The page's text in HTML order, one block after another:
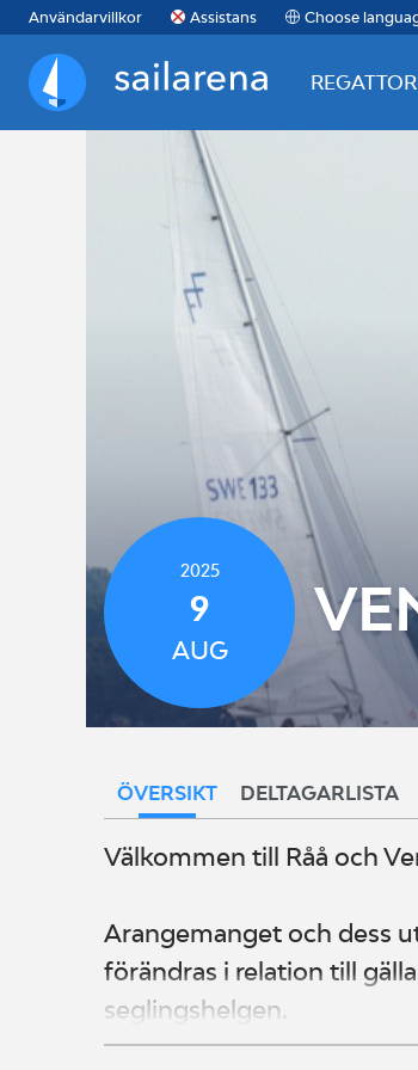
Användarvillkor Assistans Choose
Sailarena
REGATTOR
2025
9
AUG
ÖVERSIKT DELTAGARLISTA
Välkommen till Råå och
Arangemanget och dess
förändras i relation till
seglingshelgen.